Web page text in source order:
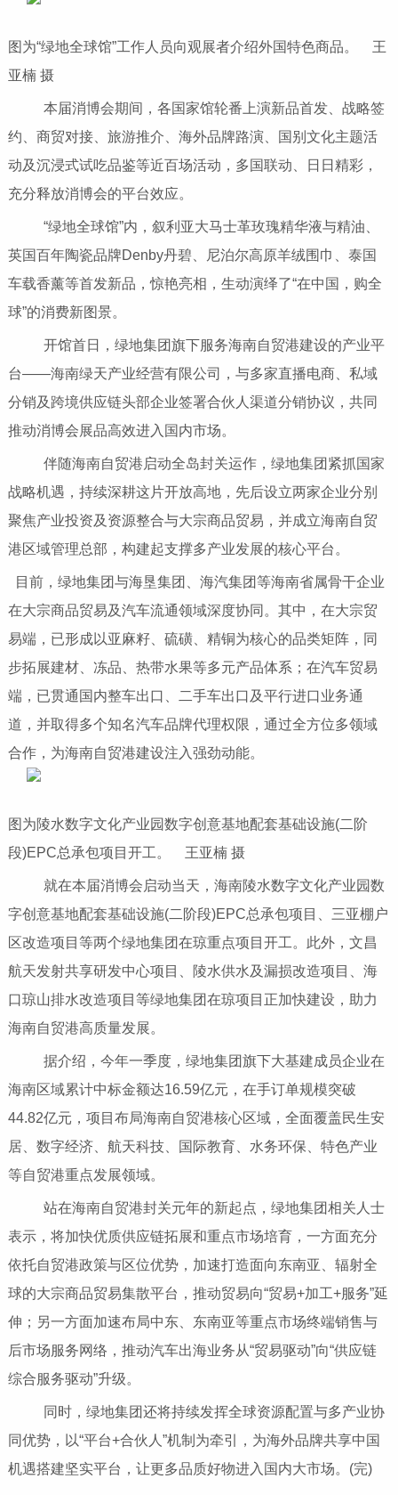
图为“绿地全球馆”工作人员向观展者介绍外国特色商品。 王
亚楠 摄
本届消博会期间，各国家馆轮番上演新品首发、战略签
约、商贸对接、旅游推介、海外品牌路演、国别文化主题活
动及沉浸式试吃品鉴等近百场活动，多国联动、日日精彩，
充分释放消博会的平台效应。
“绿地全球馆”内，叙利亚大马士革玫瑰精华液与精油、
英国百年陶瓷品牌Denby丹碧、尼泊尔高原羊绒围巾、泰国
车载香薰等首发新品，惊艳亮相，生动演绎了“在中国，购全
球”的消费新图景。
开馆首日，绿地集团旗下服务海南自贸港建设的产业平
台——海南绿天产业经营有限公司，与多家直播电商、私域
分销及跨境供应链头部企业签署合伙人渠道分销协议，共同
推动消博会展品高效进入国内市场。
伴随海南自贸港启动全岛封关运作，绿地集团紧抓国家
战略机遇，持续深耕这片开放高地，先后设立两家企业分别
聚焦产业投资及资源整合与大宗商品贸易，并成立海南自贸
港区域管理总部，构建起支撑多产业发展的核心平台。
目前，绿地集团与海垦集团、海汽集团等海南省属骨干企业
在大宗商品贸易及汽车流通领域深度协同。其中，在大宗贸
易端，已形成以亚麻籽、硫磺、精铜为核心的品类矩阵，同
步拓展建材、冻品、热带水果等多元产品体系；在汽车贸易
端，已贯通国内整车出口、二手车出口及平行进口业务通
道，并取得多个知名汽车品牌代理权限，通过全方位多领域
合作，为海南自贸港建设注入强劲动能。
图为陵水数字文化产业园数字创意基地配套基础设施(二阶
段)EPC总承包项目开工。 王亚楠 摄
就在本届消博会启动当天，海南陵水数字文化产业园数
字创意基地配套基础设施(二阶段)EPC总承包项目、三亚棚户
区改造项目等两个绿地集团在琼重点项目开工。此外，文昌
航天发射共享研发中心项目、陵水供水及漏损改造项目、海
口琼山排水改造项目等绿地集团在琼项目正加快建设，助力
海南自贸港高质量发展。
据介绍，今年一季度，绿地集团旗下大基建成员企业在
海南区域累计中标金额达16.59亿元，在手订单规模突破
44.82亿元，项目布局海南自贸港核心区域，全面覆盖民生安
居、数字经济、航天科技、国际教育、水务环保、特色产业
等自贸港重点发展领域。
站在海南自贸港封关元年的新起点，绿地集团相关人士
表示，将加快优质供应链拓展和重点市场培育，一方面充分
依托自贸港政策与区位优势，加速打造面向东南亚、辐射全
球的大宗商品贸易集散平台，推动贸易向“贸易+加工+服务”延
伸；另一方面加速布局中东、东南亚等重点市场终端销售与
后市场服务网络，推动汽车出海业务从“贸易驱动”向“供应链
综合服务驱动”升级。
同时，绿地集团还将持续发挥全球资源配置与多产业协
同优势，以“平台+合伙人”机制为牵引，为海外品牌共享中国
机遇搭建坚实平台，让更多品质好物进入国内大市场。(完)